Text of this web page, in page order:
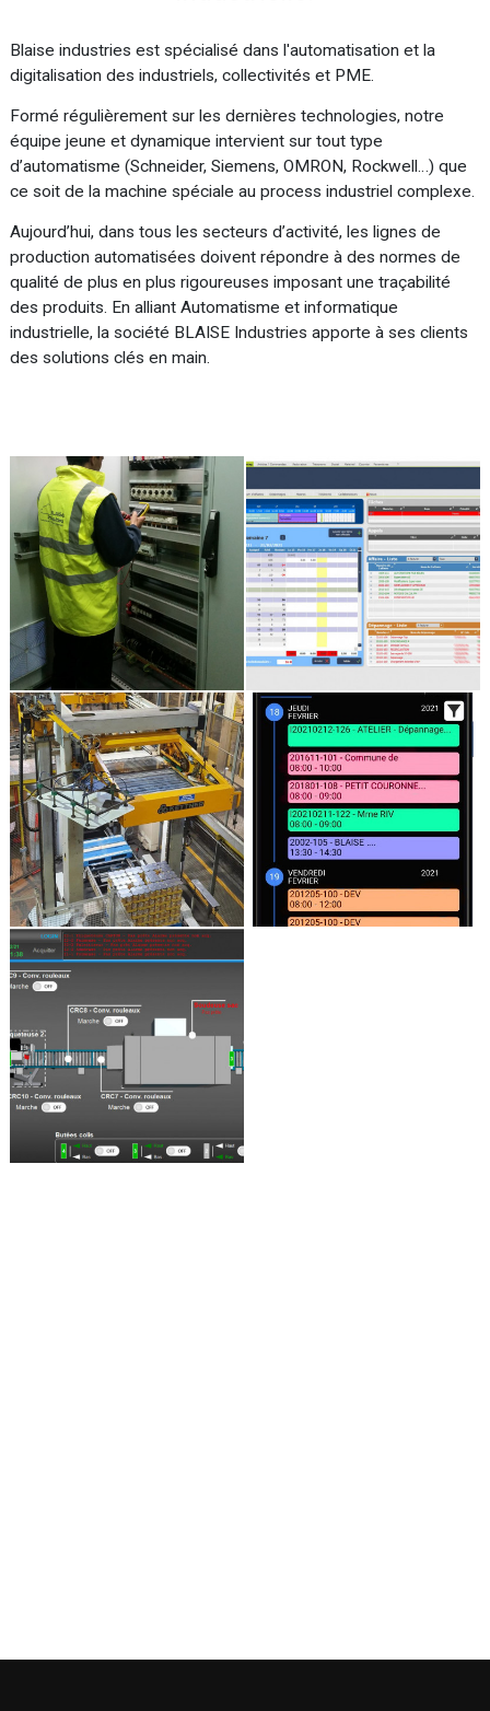
Blaise industries est spécialisé dans l'automatisation et la
digitalisation des industriels, collectivités et PME.
Formé régulièrement sur les dernières technologies, notre
équipe jeune et dynamique intervient sur tout type
d’automatisme (Schneider, Siemens, OMRON, Rockwell…) que
ce soit de la machine spéciale au process industriel complexe.
Aujourd’hui, dans tous les secteurs d’activité, les lignes de
production automatisées doivent répondre à des normes de
qualité de plus en plus rigoureuses imposant une traçabilité
des produits. En alliant Automatisme et informatique
industrielle, la société BLAISE Industries apporte à ses clients
des solutions clés en main.